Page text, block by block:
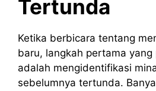
Tertunda
Ketika berbicara tentang
baru, langkah pertama yang
adalah mengidentifikasi
sebelumnya tertunda.